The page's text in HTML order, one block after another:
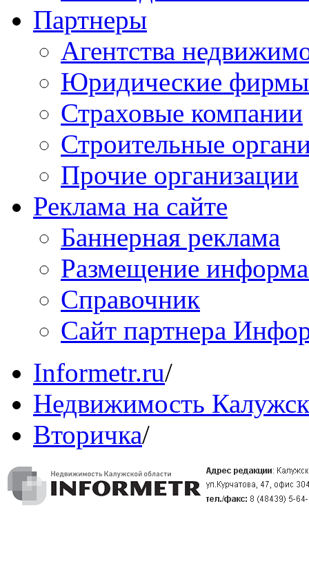
Партнеры
Агентства
Юридические фирмы
Страховые компании
Строительные
Прочие организации
Реклама на сайте
Баннерная реклама
Размещение
Справочник
Сайт партнера
Informetr.ru/
Недвижимость
Вторичка/